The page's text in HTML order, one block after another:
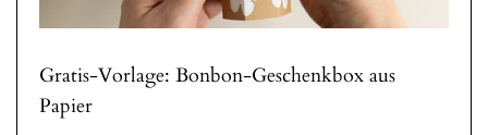
Gratis-Vorlage: Bonbon-Geschenkbox aus
Papier